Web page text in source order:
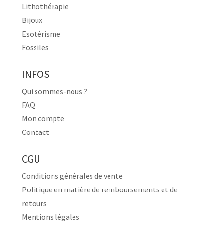
Lithothérapie
Bijoux
Esotérisme
Fossiles
INFOS
Qui sommes-nous ?
FAQ
Mon compte
Contact
CGU
Conditions générales de vente
Politique en matière de remboursements et de
retours
Mentions légales